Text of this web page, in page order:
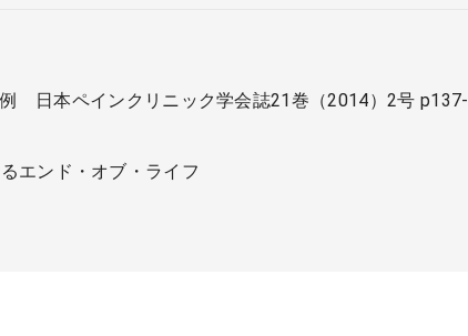
日本ペインクリニック学会誌21巻（2014）2号 p137-
エンド・オブ・ライフ